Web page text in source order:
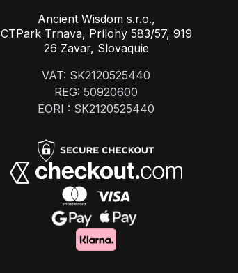
Ancient Wisdom s.r.o.,
CTPark Trnava, Prílohy 583/57, 919
26 Zavar, Slovaquie
VAT: SK2120525440
REG: 50920600
EORI : SK2120525440